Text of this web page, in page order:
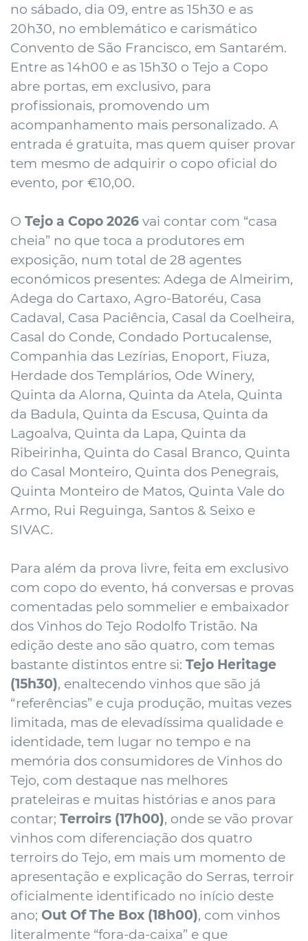
no sábado, dia 09, entre as 15h30 e as
20h30, no emblemático e carismático
Convento de São Francisco, em Santarém.
Entre as 14h00 e as 15h30 o Tejo a Copo
abre portas, em exclusivo, para
profissionais, promovendo um
acompanhamento mais personalizado. A
entrada é gratuita, mas quem quiser provar
tem mesmo de adquirir o copo oficial do
evento, por €10,00.
O Tejo a Copo 2026 vai contar com “casa
cheia” no que toca a produtores em
exposição, num total de 28 agentes
económicos presentes: Adega de Almeirim,
Adega do Cartaxo, Agro-Batoréu, Casa
Cadaval, Casa Paciência, Casal da Coelheira,
Casal do Conde, Condado Portucalense,
Companhia das Lezírias, Enoport, Fiuza,
Herdade dos Templários, Ode Winery,
Quinta da Alorna, Quinta da Atela, Quinta
da Badula, Quinta da Escusa, Quinta da
Lagoalva, Quinta da Lapa, Quinta da
Ribeirinha, Quinta do Casal Branco, Quinta
do Casal Monteiro, Quinta dos Penegrais,
Quinta Monteiro de Matos, Quinta Vale do
Armo, Rui Reguinga, Santos & Seixo e
SIVAC.
Para além da prova livre, feita em exclusivo
com copo do evento, há conversas e provas
comentadas pelo sommelier e embaixador
dos Vinhos do Tejo Rodolfo Tristão. Na
edição deste ano são quatro, com temas
bastante distintos entre si: Tejo Heritage
(15h30), enaltecendo vinhos que são já
“referências” e cuja produção, muitas vezes
limitada, mas de elevadíssima qualidade e
identidade, tem lugar no tempo e na
memória dos consumidores de Vinhos do
Tejo, com destaque nas melhores
prateleiras e muitas histórias e anos para
contar; Terroirs (17h00), onde se vão provar
vinhos com diferenciação dos quatro
terroirs do Tejo, em mais um momento de
apresentação e explicação do Serras, terroir
oficialmente identificado no início deste
ano; Out Of The Box (18h00), com vinhos
literalmente “fora-da-caixa” e que